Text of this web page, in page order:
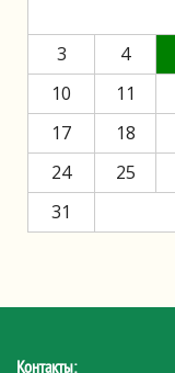
3
4
10
11
17
18
24
25
31
Контакты: